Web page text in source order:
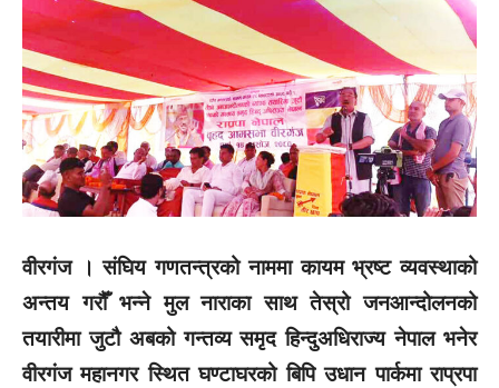
वीरगंज । संघिय गणतन्त्रको नाममा कायम भ्रष्ट व्यवस्थाको
अन्तय गरौँ भन्ने मुल नाराका साथ तेस्रो जनआन्दोलनको
तयारीमा जुटौ अबको गन्तव्य समृद हिन्दुअधिराज्य नेपाल भनेर
वीरगंज महानगर स्थित घण्टाघरको बिपि उधान पार्कमा राप्रपा